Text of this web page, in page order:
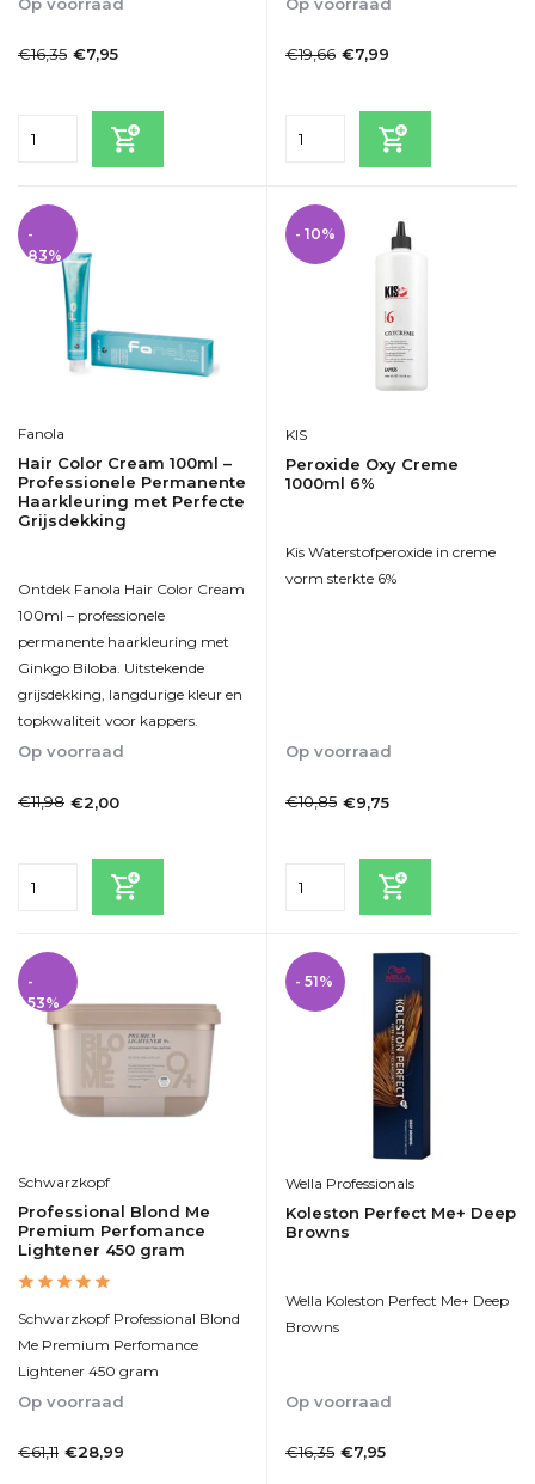
€16,35 €7,95 €19,66 €7,99
-
83%
Fanola
Hair Color Cream 100ml –
Professionele Permanente
Haarkleuring met Perfecte
Grijsdekking
Ontdek Fanola Hair Color Cream
100ml – professionele
permanente haarkleuring met
Ginkgo Biloba. Uitstekende
grijsdekking, langdurige kleur en
topkwaliteit voor kappers.
Op voorraad
€11,98 €2,00
- 10%
KIS
Peroxide Oxy Creme
1000ml 6%
Kis Waterstofperoxide in creme
vorm sterkte 6%
Op voorraad
€10,85 €9,75
-
53%
Schwarzkopf
Professional Blond Me
Premium Perfomance
Lightener 450 gram
Schwarzkopf Professional Blond
Me Premium Perfomance
Lightener 450 gram
Op voorraad
€61,11 €28,99
- 51%
Wella Professionals
Koleston Perfect Me+ Deep
Browns
Wella Koleston Perfect Me+ Deep
Browns
Op voorraad
€16,35 €7,95